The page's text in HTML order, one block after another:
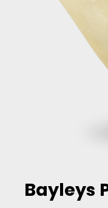
Bayleys